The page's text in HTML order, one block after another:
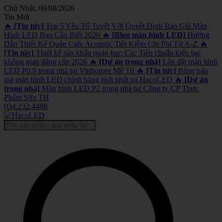
Chủ Nhật, 09/08/2026
Tin Mới
🔥 [Tin tức] Top 5 Yếu Tố Tuyệt Vời Quyết Định Báo Giá Màn
Hình LED Bạn Cần Biết 2026 🔥 [Blog màn hình LED] Hướng
Dẫn Thiết Kế Quán Cafe Acoustic Tiết Kiệm Chi Phí Từ A-Z 🔥
[Tin tức] Thiết kế sân khấu quán bar: Các Tiêu chuẩn kiến tạo
không gian đẳng cấp 2026 🔥 [Dự án trong nhà] Lắp đặt màn hình
LED P0.9 trong nhà tại Vinhomes Mễ Trì 🔥 [Tin tức] Bảng báo
giá màn hình LED chính hãng mới nhất tại HacoLED 🔥 [Dự án
trong nhà] Màn hình LED P2 trong nhà tại Công ty CP Thực
Phẩm Sữa TH
034.232.4488